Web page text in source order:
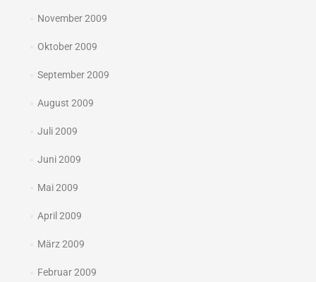
November 2009
Oktober 2009
September 2009
August 2009
Juli 2009
Juni 2009
Mai 2009
April 2009
März 2009
Februar 2009